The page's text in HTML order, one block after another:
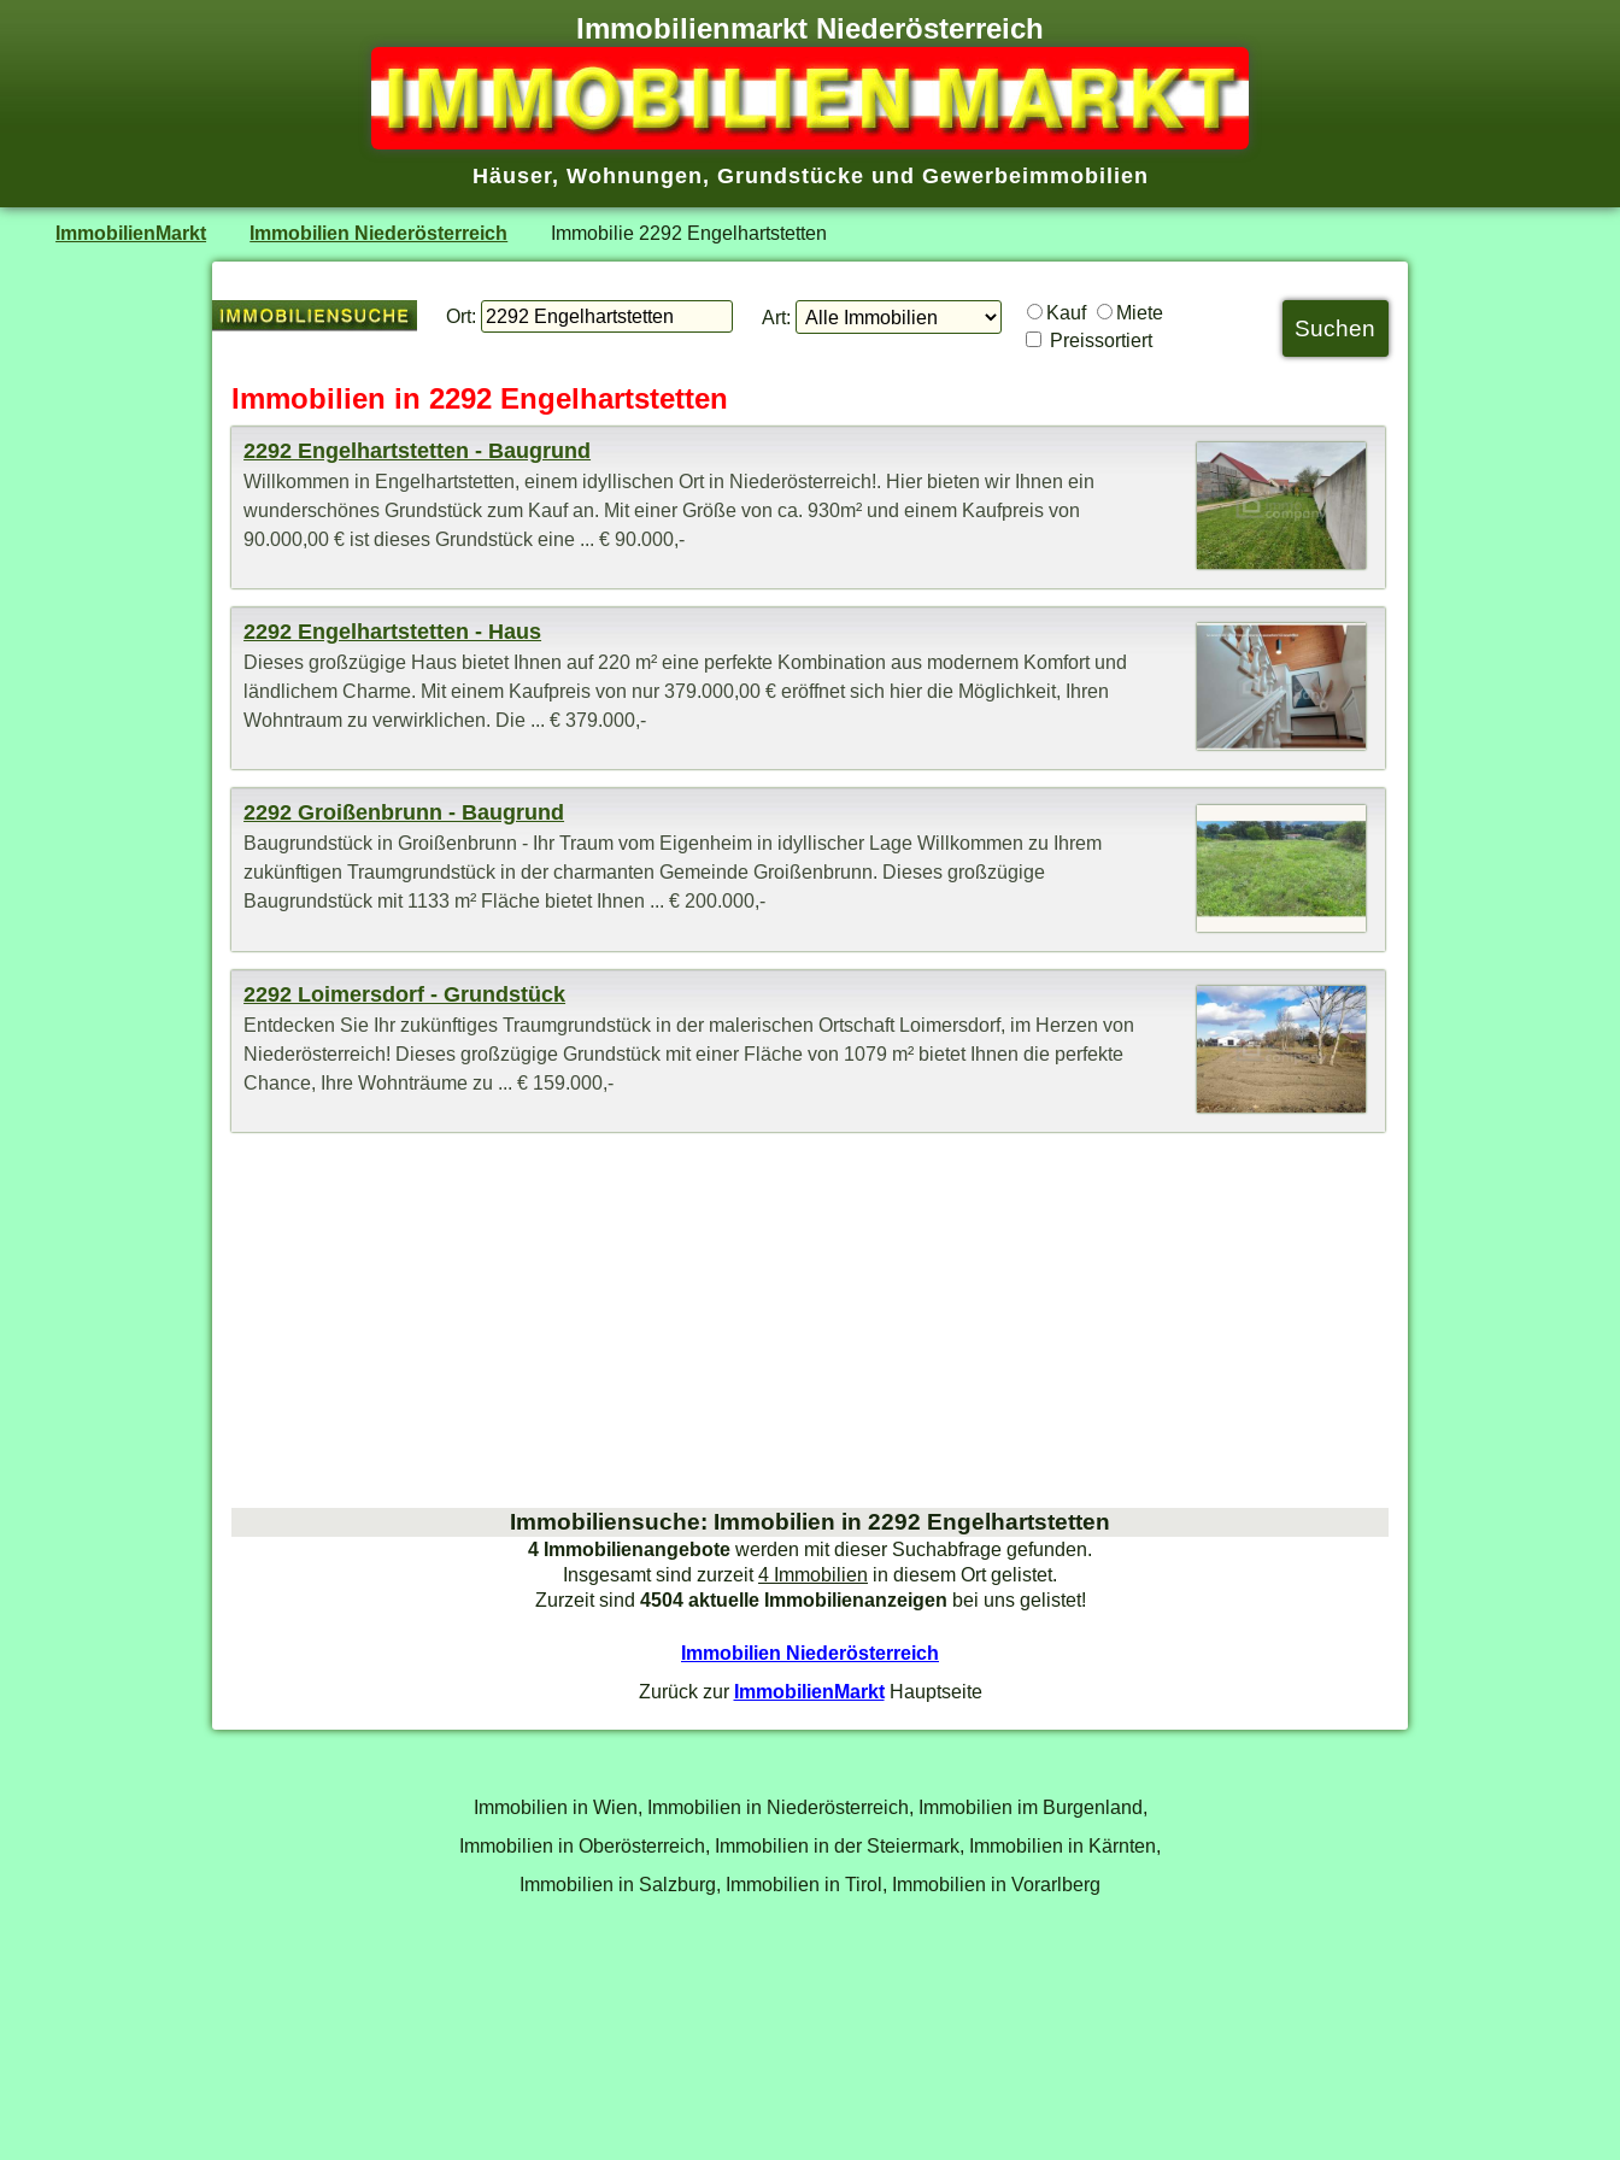
Immobilienmarkt Niederösterreich
Häuser, Wohnungen, Grundstücke und Gewerbeimmobilien
ImmobilienMarkt Immobilien Niederösterreich Immobilie 2292 Engelhartstetten
Ort: Art: Kauf
Miete
Preissortiert
Immobilien in 2292 Engelhartstetten
2292 Engelhartstetten - Baugrund
Willkommen in Engelhartstetten, einem idyllischen Ort in Niederösterreich!. Hier bieten wir Ihnen ein
wunderschönes Grundstück zum Kauf an. Mit einer Größe von ca. 930m² und einem Kaufpreis von
90.000,00 € ist dieses Grundstück eine ... € 90.000,-
2292 Engelhartstetten - Haus
Dieses großzügige Haus bietet Ihnen auf 220 m² eine perfekte Kombination aus modernem Komfort und
ländlichem Charme. Mit einem Kaufpreis von nur 379.000,00 € eröffnet sich hier die Möglichkeit, Ihren
Wohntraum zu verwirklichen. Die ... € 379.000,-
2292 Groißenbrunn - Baugrund
Baugrundstück in Groißenbrunn - Ihr Traum vom Eigenheim in idyllischer Lage Willkommen zu Ihrem
zukünftigen Traumgrundstück in der charmanten Gemeinde Groißenbrunn. Dieses großzügige
Baugrundstück mit 1133 m² Fläche bietet Ihnen ... € 200.000,-
2292 Loimersdorf - Grundstück
Entdecken Sie Ihr zukünftiges Traumgrundstück in der malerischen Ortschaft Loimersdorf, im Herzen von
Niederösterreich! Dieses großzügige Grundstück mit einer Fläche von 1079 m² bietet Ihnen die perfekte
Chance, Ihre Wohnträume zu ... € 159.000,-
Immobiliensuche: Immobilien in 2292 Engelhartstetten
4 Immobilienangebote werden mit dieser Suchabfrage gefunden.
Insgesamt sind zurzeit4 Immobilien in diesem Ort gelistet.
Zurzeit sind 4504 aktuelle Immobilienanzeigen bei uns gelistet!
Immobilien Niederösterreich
Zurück zur ImmobilienMarktHauptseite
Immobilien in Wien, Immobilien in Niederösterreich, Immobilien im Burgenland,
Immobilien in Oberösterreich, Immobilien in der Steiermark, Immobilien in Kärnten,
Immobilien in Salzburg, Immobilien in Tirol, Immobilien in Vorarlberg